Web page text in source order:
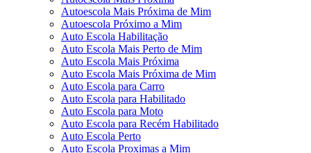
Autoescola Mais Próxima de Mim
Autoescola Próximo a Mim
Auto Escola Habilitação
Auto Escola Mais Perto de Mim
Auto Escola Mais Próxima
Auto Escola Mais Próxima de Mim
Auto Escola para Carro
Auto Escola para Habilitado
Auto Escola para Moto
Auto Escola para Recém Habilitado
Auto Escola Perto
Auto Escola Proximas a Mim